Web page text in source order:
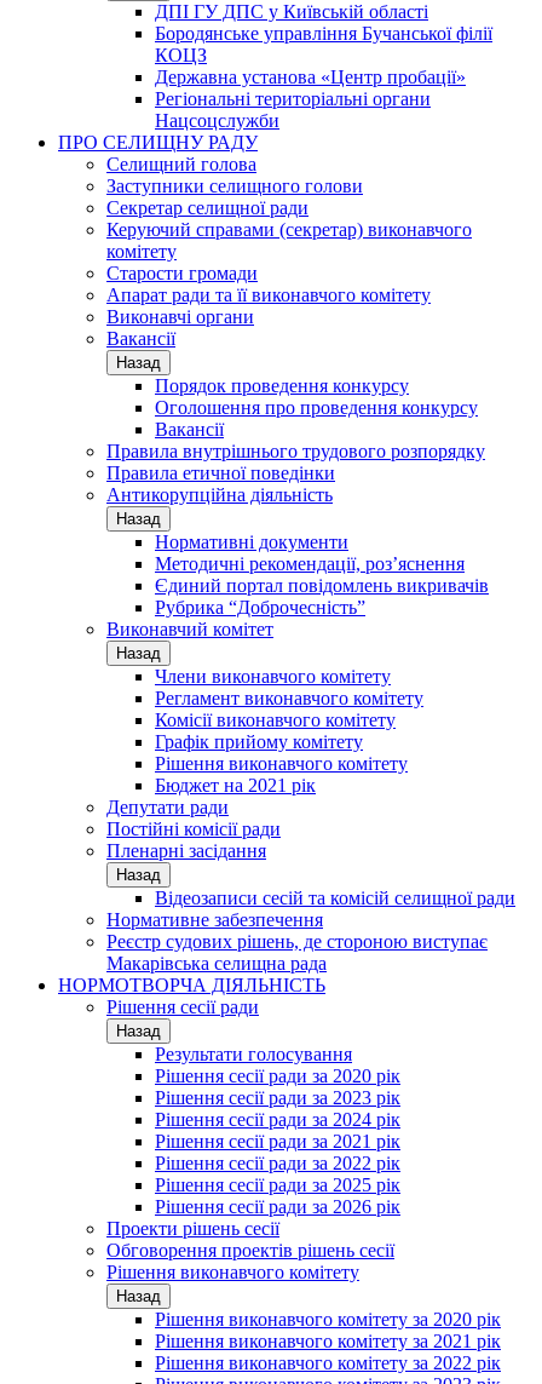
ДПІ ГУ ДПС у Київській області
Бородянське управління Бучанської філії
КОЦЗ
Державна установа «Центр пробації»
Регіональні територіальні органи
Нацсоцслужби
ПРО СЕЛИЩНУ РАДУ
Селищний голова
Заступники селищного голови
Секретар селищної ради
Керуючий справами (секретар) виконавчого
комітету
Старости громади
Апарат ради та її виконавчого комітету
Виконавчі органи
Вакансії
Назад
Порядок проведення конкурсу
Оголошення про проведення конкурсу
Вакансії
Правила внутрішнього трудового розпорядку
Правила етичної поведінки
Антикорупційна діяльність
Назад
Нормативні документи
Методичні рекомендації, роз’яснення
Єдиний портал повідомлень викривачів
Рубрика “Доброчесність”
Виконавчий комітет
Назад
Члени виконавчого комітету
Регламент виконавчого комітету
Комісії виконавчого комітету
Графік прийому комітету
Рішення виконавчого комітету
Бюджет на 2021 рік
Депутати ради
Постійні комісії ради
Пленарні засідання
Назад
Відеозаписи сесій та комісій селищної ради
Нормативне забезпечення
Реєстр судових рішень, де стороною виступає
Макарівська селищна рада
НОРМОТВОРЧА ДІЯЛЬНІСТЬ
Рішення сесії ради
Назад
Результати голосування
Рішення сесії ради за 2020 рік
Рішення сесії ради за 2023 рік
Рішення сесії ради за 2024 рік
Рішення сесії ради за 2021 рік
Рішення сесії ради за 2022 рік
Рішення сесії ради за 2025 рік
Рішення сесії ради за 2026 рік
Проекти рішень сесії
Обговорення проектів рішень сесії
Рішення виконавчого комітету
Назад
Рішення виконавчого комітету за 2020 рік
Рішення виконавчого комітету за 2021 рік
Рішення виконавчого комітету за 2022 рік